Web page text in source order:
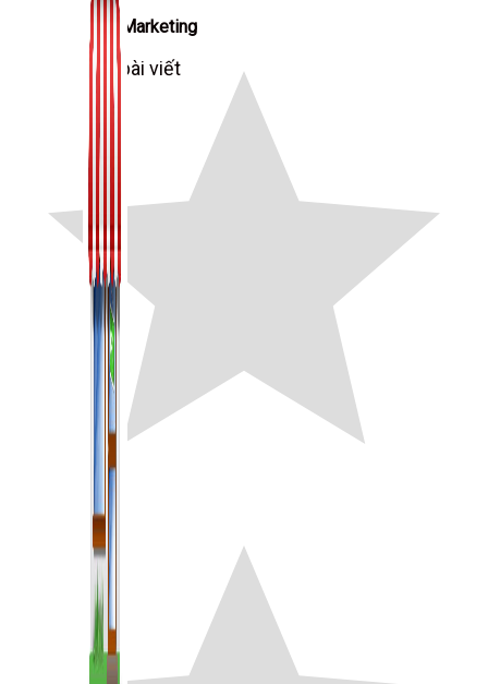
Zalo Marketing
104 bài viết
New